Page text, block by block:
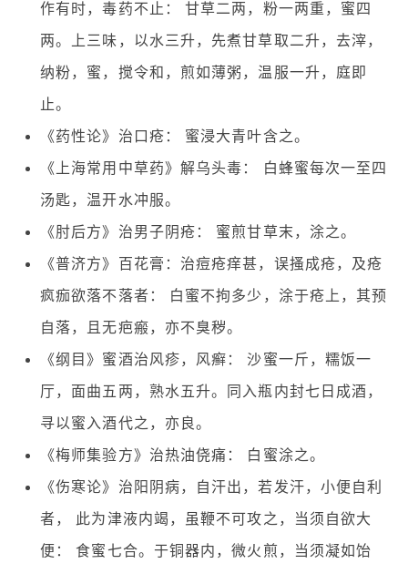
作有时，毒药不止： 甘草二两，粉一两重，蜜四
两。上三味，以水三升，先煮甘草取二升，去滓，
纳粉，蜜，搅令和，煎如薄粥，温服一升，庭即
止。
《药性论》治口疮： 蜜浸大青叶含之。
《上海常用中草药》解乌头毒： 白蜂蜜每次一至四
汤匙，温开水冲服。
《肘后方》治男子阴疮： 蜜煎甘草末，涂之。
《普济方》百花膏：治痘疮痒甚，误搔成疮，及疮
疯痂欲落不落者： 白蜜不拘多少，涂于疮上，其预
自落，且无疤瘢，亦不臭秽。
《纲目》蜜酒治风疹，风癣： 沙蜜一斤，糯饭一
厅，面曲五两，熟水五升。同入瓶内封七日成酒，
寻以蜜入酒代之，亦良。
《梅师集验方》治热油侥痛： 白蜜涂之。
《伤寒论》治阳阴病，自汗出，若发汗，小便自利
者， 此为津液内竭，虽鞭不可攻之，当须自欲大
便： 食蜜七合。于铜器内，微火煎，当须凝如饴